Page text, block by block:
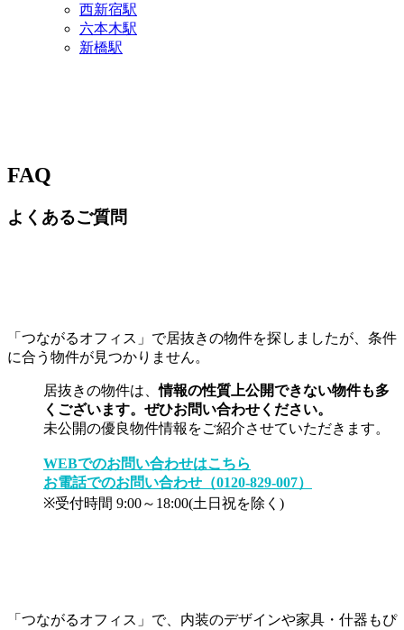
西新宿駅
六本木駅
新橋駅
FAQ
よくあるご質問
「つながるオフィス」で居抜きの物件を探しましたが、条件
に合う物件が見つかりません。
居抜きの物件は、情報の性質上公開できない物件も多
くございます。ぜひお問い合わせください。
未公開の優良物件情報をご紹介させていただきます。
WEBでのお問い合わせはこちら
お電話でのお問い合わせ（0120-829-007）
※受付時間 9:00～18:00(土日祝を除く)
「つながるオフィス」で、内装のデザインや家具・什器もぴ